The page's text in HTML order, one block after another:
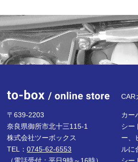
to-
CAR
〒639-2203
奈良県御所市北十三115-1
株式会社ツーボックス
TEL： 0745-62-6553
カー
シー
ー、
ルに